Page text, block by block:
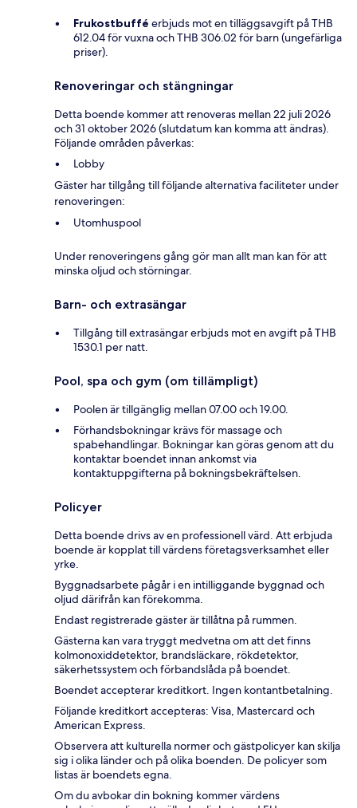
Frukostbuffé erbjuds mot en tilläggsavgift på THB
612.04 för vuxna och THB 306.02 för barn (ungefärliga
priser).
Renoveringar och stängningar
Detta boende kommer att renoveras mellan 22 juli 2026
och 31 oktober 2026 (slutdatum kan komma att ändras).
Följande områden påverkas:
Lobby
Gäster har tillgång till följande alternativa faciliteter under
renoveringen:
Utomhuspool
Under renoveringens gång gör man allt man kan för att
minska oljud och störningar.
Barn- och extrasängar
Tillgång till extrasängar erbjuds mot en avgift på THB
1530.1 per natt.
Pool, spa och gym (om tillämpligt)
Poolen är tillgänglig mellan 07.00 och 19.00.
Förhandsbokningar krävs för massage och
spabehandlingar. Bokningar kan göras genom att du
kontaktar boendet innan ankomst via
kontaktuppgifterna på bokningsbekräftelsen.
Policyer
Detta boende drivs av en professionell värd. Att erbjuda
boende är kopplat till värdens företagsverksamhet eller
yrke.
Byggnadsarbete pågår i en intilliggande byggnad och
oljud därifrån kan förekomma.
Endast registrerade gäster är tillåtna på rummen.
Gästerna kan vara tryggt medvetna om att det finns
kolmonoxiddetektor, brandsläckare, rökdetektor,
säkerhetssystem och förbandslåda på boendet.
Boendet accepterar kreditkort. Ingen kontantbetalning.
Följande kreditkort accepteras: Visa, Mastercard och
American Express.
Observera att kulturella normer och gästpolicyer kan skilja
sig i olika länder och på olika boenden. De policyer som
listas är boendets egna.
Om du avbokar din bokning kommer värdens